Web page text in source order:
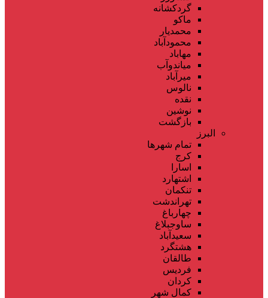
گردکشانه
ماکو
محمدیار
محمودآباد
مهاباد
میاندوآب
میرآباد
نالوس
نقده
نوشین
بازگشت
البرز
تمام شهر‌ها
کرج
اسارا
اشتهارد
تنکمان
تهراندشت
چهارباغ
ساوجبلاغ
سعیدآباد
هشتگرد
طالقان
فردیس
کردان
کمال شهر